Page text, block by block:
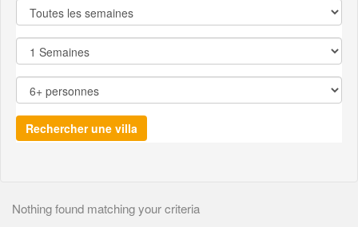
Nothing found matching your criteria